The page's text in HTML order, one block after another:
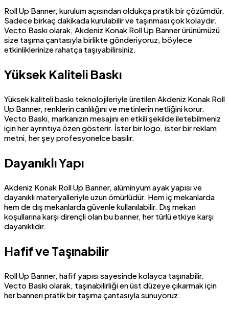
Roll Up Banner, kurulum açısından oldukça pratik bir çözümdür.
Sadece birkaç dakikada kurulabilir ve taşınması çok kolaydır.
Vecto Baskı olarak, Akdeniz Konak Roll Up Banner ürünümüzü
size taşıma çantasıyla birlikte gönderiyoruz, böylece
etkinliklerinize rahatça taşıyabilirsiniz.
Yüksek Kaliteli Baskı
Yüksek kaliteli baskı teknolojileriyle üretilen Akdeniz Konak Roll
Up Banner, renklerin canlılığını ve metinlerin netliğini korur.
Vecto Baskı, markanızın mesajını en etkili şekilde iletebilmeniz
için her ayrıntıya özen gösterir. İster bir logo, ister bir reklam
metni, her şey profesyonelce basılır.
Dayanıklı Yapı
Akdeniz Konak Roll Up Banner, alüminyum ayak yapısı ve
dayanıklı materyalleriyle uzun ömürlüdür. Hem iç mekanlarda
hem de dış mekanlarda güvenle kullanılabilir. Dış mekan
koşullarına karşı dirençli olan bu banner, her türlü etkiye karşı
dayanıklıdır.
Hafif ve Taşınabilir
Roll Up Banner, hafif yapısı sayesinde kolayca taşınabilir.
Vecto Baskı olarak, taşınabilirliği en üst düzeye çıkarmak için
her bannerı pratik bir taşıma çantasıyla sunuyoruz.